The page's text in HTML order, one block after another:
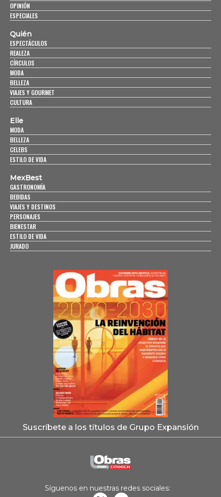
OPINIÓN
ESPECIALES
Quién
ESPECTÁCULOS
REALEZA
CÍRCULOS
MODA
BELLEZA
VIAJES Y GOURMET
CULTURA
Elle
MODA
BELLEZA
CELEBS
ESTILO DE VIDA
MexBest
GASTRONOMÍA
BEBIDAS
VIAJES Y DESTINOS
PERSONAJES
BIENESTAR
ESTILO DE VIDA
JURADO
Suscríbete a los títulos de Grupo Expansión
Síguenos en nuestras redes sociales: